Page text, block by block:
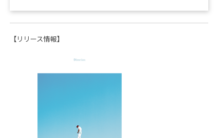
【リリース情報】